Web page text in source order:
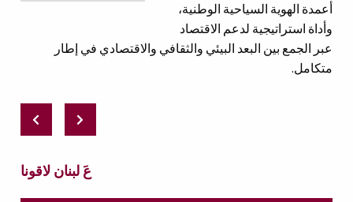
عَ لبنان لاقونا
أعمدة الهوية السياحية الوطنية،
وأداة استراتيجية لدعم الاقتصاد
عبر الجمع بين البعد البيئي والثقافي والاقتصادي في إطار
متكامل.